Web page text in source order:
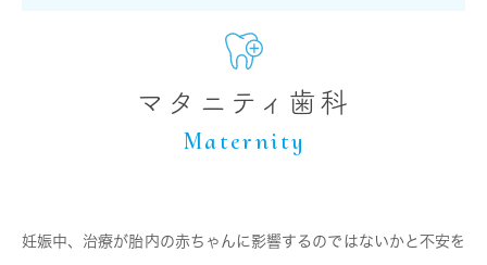
マタニティ歯科
Maternity
妊娠中、治療が胎内の赤ちゃんに影響するのではないかと不安を